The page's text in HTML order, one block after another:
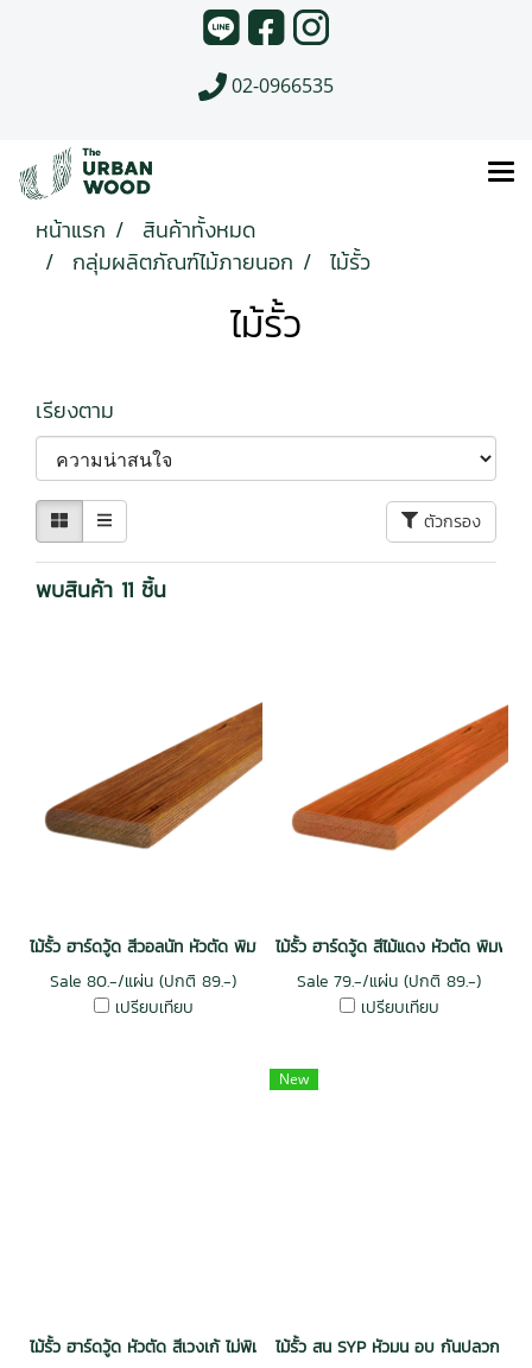
02-0966535
หน้าแรก
สินค้าทั้งหมด
กลุ่มผลิตภัณฑ์ไม้ภายนอก
ไม้รั้ว
ไม้รั้ว
เรียงตาม
ตัวกรอง
พบสินค้า 11 ชิ้น
ไม้รั้ว ฮาร์ดวู้ด สีวอลนัท หัวตัด พิมพ์ลาย กันปลวก
Sale 80.-/แผ่น (ปกติ 89.-)
เปรียบเทียบ
ไม้รั้ว ฮาร์ดวู้ด สีไม้แดง หัวตัด พิมพ์ล
Sale 79.-/แผ่น (ปกติ 89.-)
เปรียบเทียบ
ไม้รั้ว ฮาร์ดวู้ด หัวตัด สีเวงเก้ ไม่พิมพ์ลาย กันปลวก
New
ไม้รั้ว สน SYP หัวมน อบ กันปลวก เก